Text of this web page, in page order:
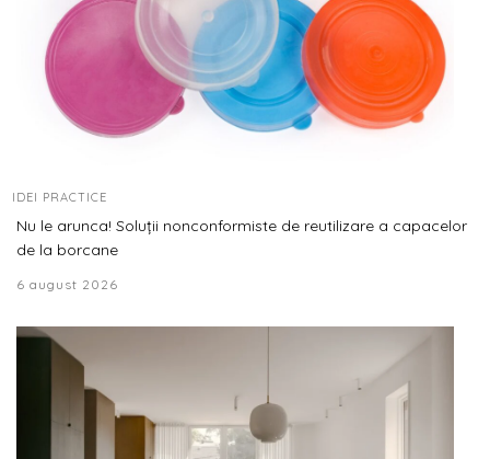
IDEI PRACTICE
Nu le arunca! Soluții nonconformiste de reutilizare a capacelor
de la borcane
6 august 2026